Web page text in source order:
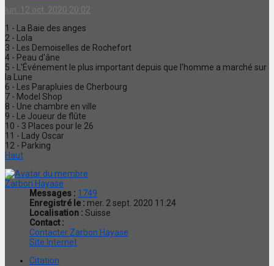
lun. 12 oct. 2020 20:02
1 - La Baie des anges
2 - Lola
3 - Les Demoiselles de Rochefort
4 - Peau d'âne
5 - L'Événement le plus important depuis que l'homme a marché sur
la Lune
6 - Les Parapluies de Cherbourg
7 - Model Shop
8 - Une chambre en ville
9 - Le Joueur de flûte
10 - 3 Places pour le 26
11 - Lady Oscar
12 - Parking
Haut
Zarbon Hayase
Messages : 1749
Enregistré le : mer. 2 sept. 2020 11:24
Localisation : Suisse
Contact :
Contacter Zarbon Hayase
Site Internet
Citation